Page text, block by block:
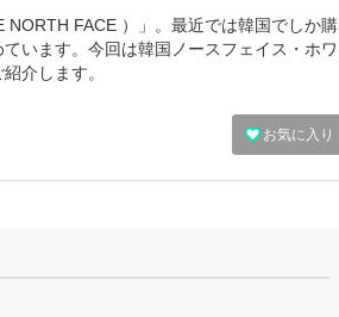
FACE ）」。最近では韓国でしか購
います。今回は韓国ノースフェイス・ホワ
介します。
お気に入り